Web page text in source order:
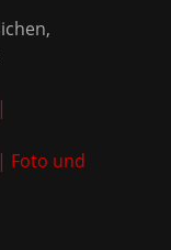
Foto und